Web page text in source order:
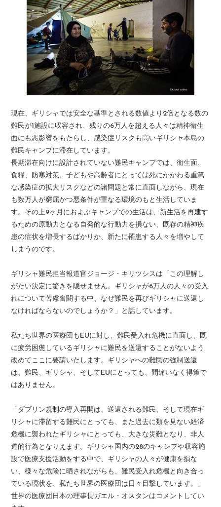
現在、ギリシャでは安全な基準とされる数値より2倍となる数の
難民が1施設に収容され、残りの6万人を超える人々は精神衛生
面にも悪影響をもたらし、感染症リスクも高いギリシャ本島の
難民キャンプに滞在しています。
長期滞在向けに設計されていない難民キャンプでは、衛生面、
食糧、防寒対策、子どもや高齢者にとっては死にかかわる重篤
な感染症の拡大リスクなどの諸問題と常に直面しながら、現在
も数万人が窮屈かつ悪条件が重なる環境のもと生活していま
す。その上9ヶ月におよぶキャンプでの生活は、新生活を再建す
るための原動力となる自発的な行動力を損ない、既存の精神疾
患の症状を増長するばかりか、新たに罹患する人々を増やして
しまうのです。
ギリシャ難民担当報道官ジョージ・キリツシスは「この理解し
がたい決定に驚きを隠せません。ギリシャが6万人の人々の受入
れについて苦慮奮闘する中、なぜ難民を再びギリシャに送還し
なければならないのでしょうか？」と話しています。
私たち世界の医療団もEUに対し、難民受入れ危機に直面し、既
に疲労困憊しているギリシャに難民を送還することがないよう
改めてここに要請いたします。ギリシャへの難民の強制送還
は、難民、ギリシャ、そしてEUにとっても、間違いなく得策で
はありません。
「ダブリン規制の導入再開は、送還される難民、そして現在ギ
リシャに滞留する難民にとっても、また過去に類を見ない経済
危機に襲われたギリシャにとっても、大きな災難となり、非人
道的行為となりえます。ギリシャ国内の28のキャンプや収容施
設で医療支援活動をする中で、ギリシャの人々が健康を損な
い、様々な危険に晒されながらも、難民受入れ危機と向き合っ
ている現状を、私たち世界の医療団は日々目撃しています。」
世界の医療団日本の理事長ガエル・オスタンはコメントしてい